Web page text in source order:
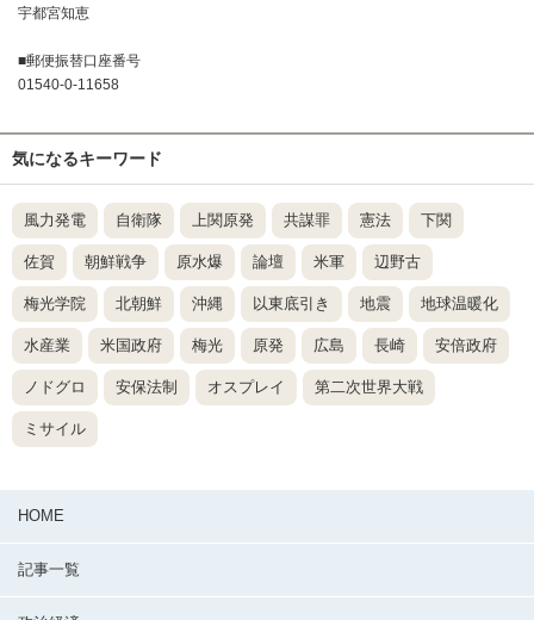
宇都宮知恵
■郵便振替口座番号
01540-0-11658
気になるキーワード
風力発電 自衛隊 上関原発 共謀罪 憲法 下関
佐賀 朝鮮戦争 原水爆 論壇 米軍 辺野古
梅光学院 北朝鮮 沖縄 以東底引き 地震 地球温暖化
水産業 米国政府 梅光 原発 広島 長崎 安倍政府
ノドグロ 安保法制 オスプレイ 第二次世界大戦
ミサイル
HOME
記事一覧